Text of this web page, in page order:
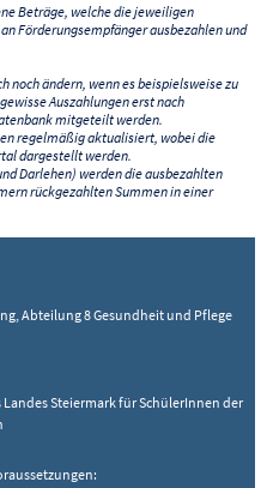
Beträge, welche die jeweiligen
Förderungsempfänger ausbezahlen und
noch ändern, wenn es beispielsweise zu
Auszahlungen erst nach
mitgeteilt werden.
regelmäßig aktualisiert, wobei die
dargestellt werden.
Darlehen) werden die ausbezahlten
rückgezahlten Summen in einer
Abteilung 8 Gesundheit und Pflege
Steiermark für SchülerInnen der